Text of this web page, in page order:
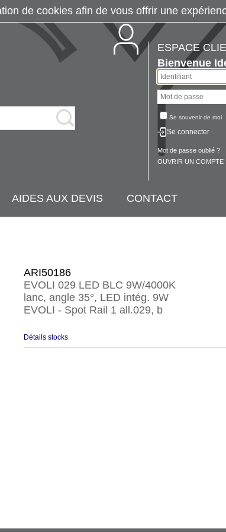
ESPACE
Bienvenue
Se souvenir de moi
Se connecter
Mot de passe oublié ?
OUVRIR UN COMPTE
AIDES AUX DEVIS CONTACT
ARI50186
EVOLI 029 LED BLC 9W/4000K
lanc, angle 35°, LED intég. 9W
EVOLI - Spot Rail 1 all.029, b
Détails stocks
de cookies afin de vous offrir une